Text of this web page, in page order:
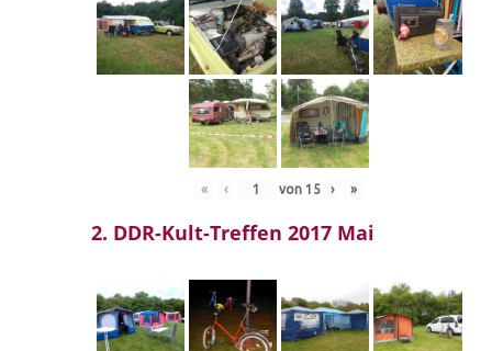
« ‹ von 15 › »
2. DDR-Kult-Treffen 2017 Mai